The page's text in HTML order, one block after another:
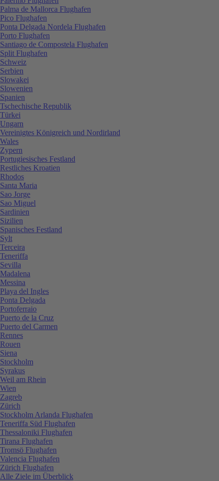
Palma de Mallorca Flughafen
Pico Flughafen
Ponta Delgada Nordela Flughafen
Porto Flughafen
Santiago de Compostela Flughafen
Split Flughafen
Schweiz
Serbien
Slowakei
Slowenien
Spanien
Tschechische Republik
Türkei
Ungarn
Vereinigtes Königreich und Nordirland
Wales
Zypern
Portugiesisches Festland
Restliches Kroatien
Rhodos
Santa Maria
Sao Jorge
Sao Miguel
Sardinien
Sizilien
Spanisches Festland
Sylt
Terceira
Teneriffa
Sevilla
Madalena
Messina
Playa del Ingles
Ponta Delgada
Portoferraio
Puerto de la Cruz
Puerto del Carmen
Rennes
Rouen
Siena
Stockholm
Syrakus
Weil am Rhein
Wien
Zagreb
Zürich
Stockholm Arlanda Flughafen
Teneriffa Süd Flughafen
Thessaloniki Flughafen
Tirana Flughafen
Tromsö Flughafen
Valencia Flughafen
Zürich Flughafen
Alle Ziele im Überblick